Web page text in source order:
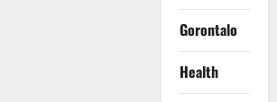
Gorontalo
Health